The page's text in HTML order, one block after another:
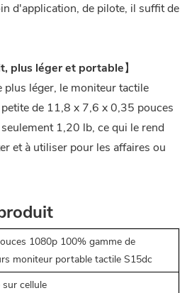
d'application, de pilote, il suffit de
plus léger et portable】
léger, le moniteur tactile
de 11,8 x 7,6 x 0,35 pouces
1,20 lb, ce qui le rend
et à utiliser pour les affaires ou
1080p 100% gamme de
moniteur portable tactile S15dc
sur cellule